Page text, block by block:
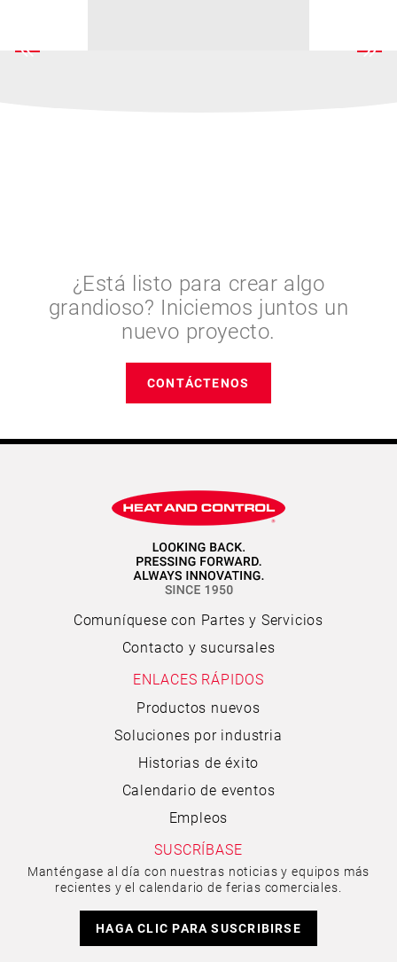
¿Está listo para crear algo
grandioso? Iniciemos juntos un
nuevo proyecto.
CONTÁCTENOS
Comuníquese con Partes y Servicios
Contacto y sucursales
ENLACES RÁPIDOS
Productos nuevos
Soluciones por industria
Historias de éxito
Calendario de eventos
Empleos
SUSCRÍBASE
Manténgase al día con nuestras noticias y equipos más
recientes y el calendario de ferias comerciales.
HAGA CLIC PARA SUSCRIBIRSE